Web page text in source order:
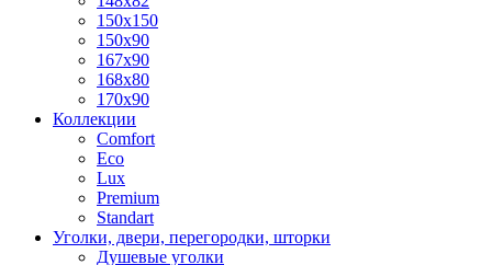
150x150
150x90
167x90
168x80
170x90
Коллекции
Comfort
Eco
Lux
Premium
Standart
Уголки, двери, перегородки, шторки
Душевые уголки